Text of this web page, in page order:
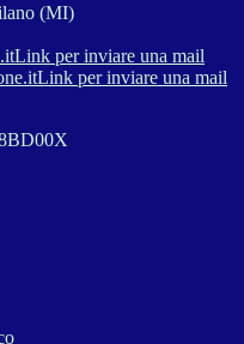
(MI)
Link per inviare una mail
Link per inviare una mail